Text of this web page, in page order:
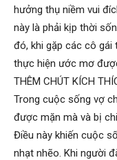
phòng,
tham
hưởng thụ niềm vui
này là phải kịp thời
đó, khi gặp các cô gái
thực hiện ước mơ
THÊM CHÚT KÍCH
Trong cuộc sống vợ
được mặn mà và bị
Điều này khiến cuộc
nhạt nhẽo. Khi người